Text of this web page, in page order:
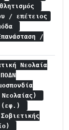
/ επέτειος
/
Νεολαία
ΠΟΔΝ
Νεολαίας)
(εφ.)